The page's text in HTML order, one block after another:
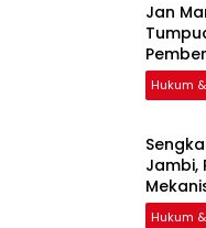
Jan
Hukum
Jambi,
Hukum